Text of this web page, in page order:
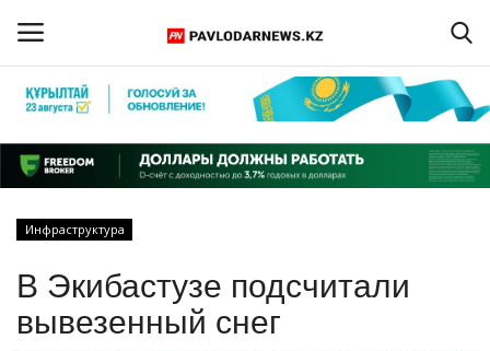
Регистрация
Главная
ПАВЛОДАРСКАЯ ОБЛАСТЬ
Инфраструктура
В Экибастузе подсчитали
вывезенный снег